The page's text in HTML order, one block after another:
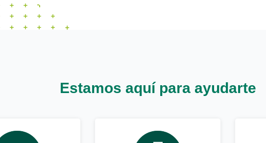
Estamos aquí para ayudarte